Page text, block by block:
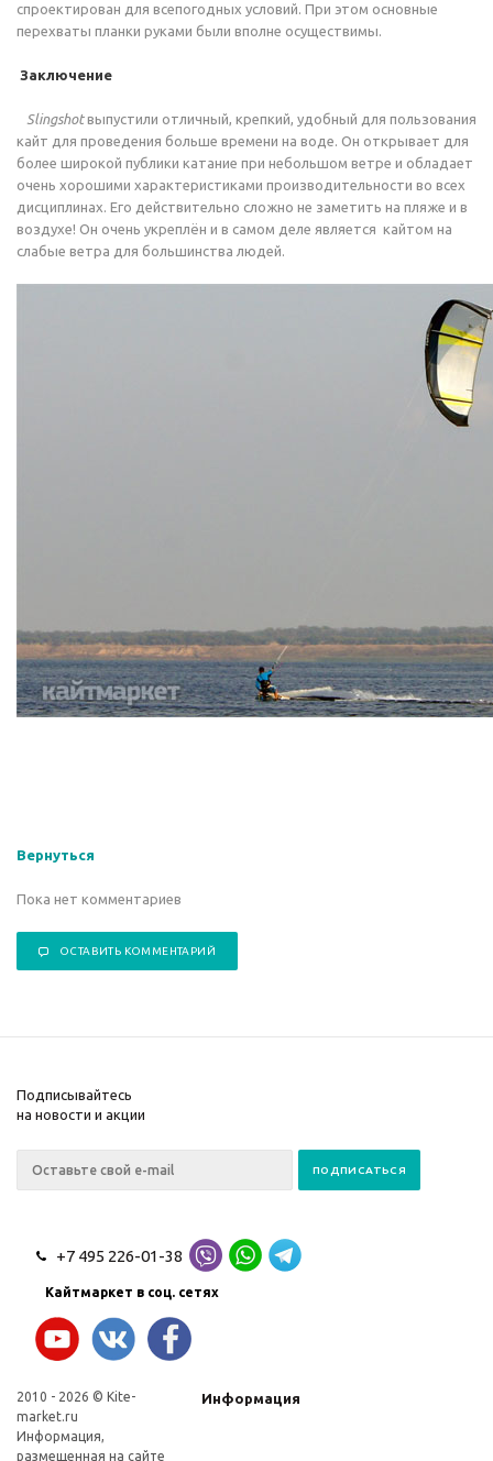
спроектирован для всепогодных условий. При этом основные
перехваты планки руками были вполне осуществимы.
Заключение
Slingshotвыпустили отличный, крепкий, удобный для пользования
кайт для проведения больше времени на воде. Он открывает для
более широкой публики катание при небольшом ветре и обладает
очень хорошими характеристиками производительности во всех
дисциплинах. Его действительно сложно не заметить на пляже и в
воздухе! Он очень укреплён и в самом деле является кайтом на
слабые ветра для большинства людей.
Вернуться
Пока нет комментариев
ОСТАВИТЬ КОММЕНТАРИЙ
Подписывайтесь
на новости и акции
+7 495 226-01-38
Кайтмаркет в соц. сетях
2010 - 2026 © Kite-
market.ru
Информация,
размещенная на сайте
Информация